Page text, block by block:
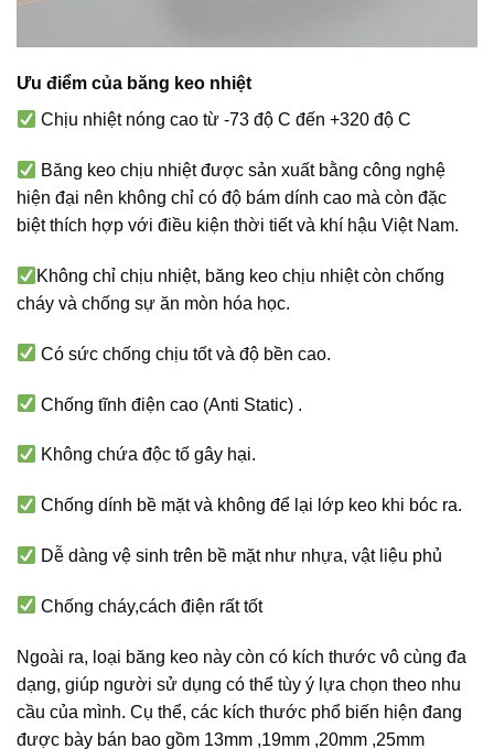
Ưu điểm của băng keo nhiệt
Chịu nhiệt nóng cao từ -73 độ C đến +320 độ C
Băng keo chịu nhiệt được sản xuất bằng công nghệ
hiện đại nên không chỉ có độ bám dính cao mà còn đặc
biệt thích hợp với điều kiện thời tiết và khí hậu Việt Nam.
Không chỉ chịu nhiệt, băng keo chịu nhiệt còn chống
cháy và chống sự ăn mòn hóa học.
Có sức chống chịu tốt và độ bền cao.
Chống tĩnh điện cao (Anti Static) .
Không chứa độc tố gây hại.
Chống dính bề mặt và không để lại lớp keo khi bóc ra.
Dễ dàng vệ sinh trên bề mặt như nhựa, vật liệu phủ
Chống cháy,cách điện rất tốt
Ngoài ra, loại băng keo này còn có kích thước vô cùng đa
dạng, giúp người sử dụng có thể tùy ý lựa chọn theo nhu
cầu của mình. Cụ thể, các kích thước phổ biến hiện đang
được bày bán bao gồm 13mm ,19mm ,20mm ,25mm